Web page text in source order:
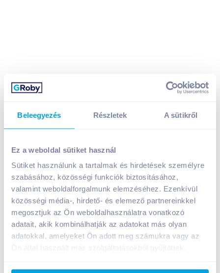
Beleegyezés Részletek A sütikről
Ez a weboldal sütiket használ
Sütiket használunk a tartalmak és hirdetések személyre
szabásához, közösségi funkciók biztosításához,
valamint weboldalforgalmunk elemzéséhez. Ezenkívül
közösségi média-, hirdető- és elemező partnereinkkel
megosztjuk az Ön weboldalhasználatra vonatkozó
adatait, akik kombinálhatják az adatokat más olyan
adatokkal, amelyeket Ön adott meg számukra vagy az
1 699Ft /
Egységár: 32 673Ft /kg
Nettó eladási ár: 1 338Ft /db(27% áfa)
Kosárba
1 karton = 10 db